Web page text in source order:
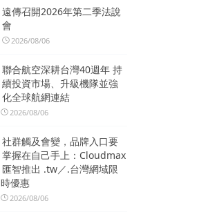
遠傳召開2026年第二季法說
會
2026/08/06
聯合航空深耕台灣40週年 持
續投資市場、升級機隊並強
化全球航網連結
2026/08/06
社群觸及會變，品牌入口要
掌握在自己手上：Cloudmax
匯智推出 .tw／.台灣網域限
時優惠
2026/08/06